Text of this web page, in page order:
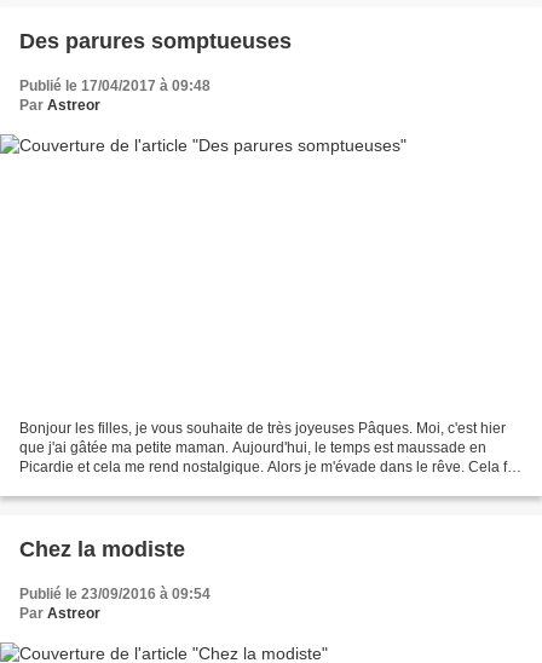
Des parures somptueuses
Publié le 17/04/2017 à 09:48
Par Astreor
Bonjour les filles, je vous souhaite de très joyeuses Pâques. Moi, c'est hier
que j'ai gâtée ma petite maman. Aujourd'hui, le temps est maussade en
Picardie et cela me rend nostalgique. Alors je m'évade dans le rêve. Cela fait
Chez la modiste
Publié le 23/09/2016 à 09:54
Par Astreor